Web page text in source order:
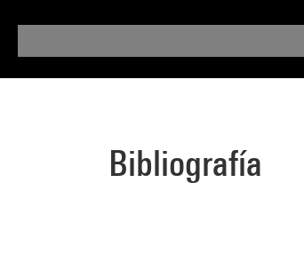
Bibliografía